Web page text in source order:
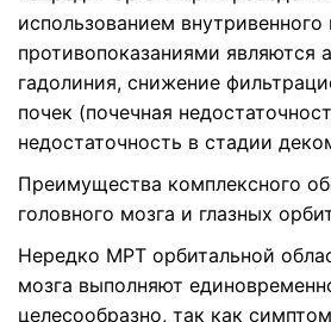
использованием внутривенного
противопоказаниями являются
гадолиния, снижение
почек (почечная
недостаточность в стадии
Преимущества комплексного
головного мозга и глазных
Нередко МРТ орбитальной
мозга выполняют
целесообразно, так как